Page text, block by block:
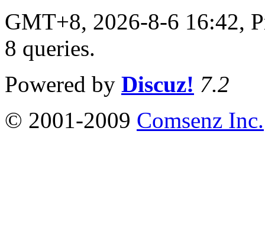
GMT+8, 2026-8-6 16:42,
8 queries.
Powered by Discuz! 7.2
© 2001-2009 Comsenz Inc.